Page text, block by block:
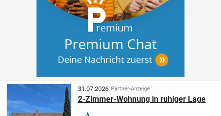
31.07.2026 Partner-Anzeige
2-Zimmer-Wohnung in ruhiger Lage